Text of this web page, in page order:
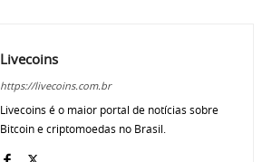
Livecoins
https://livecoins.com.br
Livecoins é o maior portal de notícias sobre
Bitcoin e criptomoedas no Brasil.